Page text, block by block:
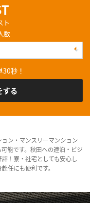
ト
数
秒！
する
ン・マンスリーマンション
能です。秋田への連泊・ビジ
！寮・社宅としても安心し
任にも便利です。